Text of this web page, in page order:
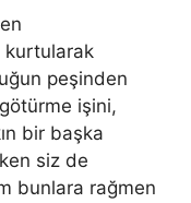
kurtularak
peşinden
işini,
bir başka
siz de
bunlara rağmen